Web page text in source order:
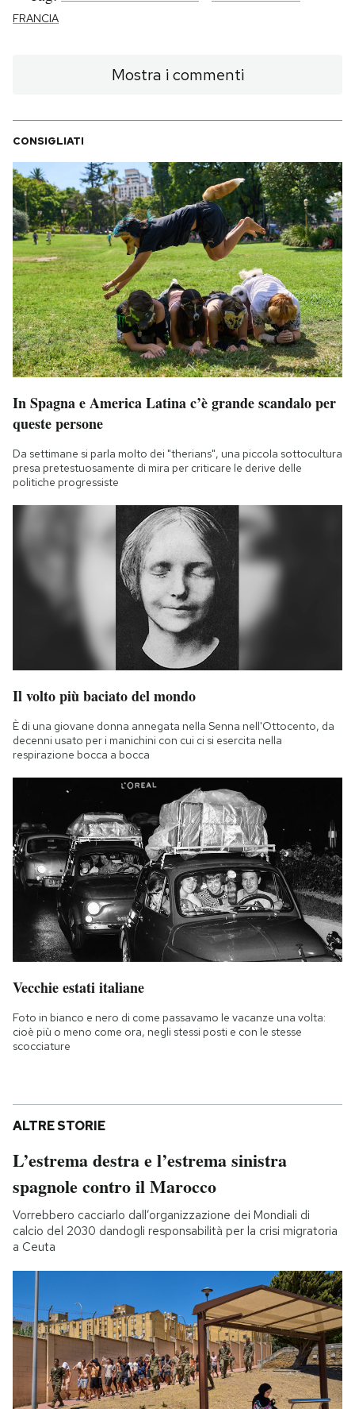
FRANCIA
Mostra i commenti
CONSIGLIATI
In Spagna e America Latina c’è grande scandalo per
queste persone
Da settimane si parla molto dei "therians", una piccola sottocultura
presa pretestuosamente di mira per criticare le derive delle
politiche progressiste
Il volto più baciato del mondo
È di una giovane donna annegata nella Senna nell'Ottocento, da
decenni usato per i manichini con cui ci si esercita nella
respirazione bocca a bocca
Vecchie estati italiane
Foto in bianco e nero di come passavamo le vacanze una volta:
cioè più o meno come ora, negli stessi posti e con le stesse
scocciature
ALTRE STORIE
L’estrema destra e l’estrema sinistra
spagnole contro il Marocco
Vorrebbero cacciarlo dall’organizzazione dei Mondiali di
calcio del 2030 dandogli responsabilità per la crisi migratoria
a Ceuta